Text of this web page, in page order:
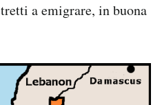
a emigrare, in buona